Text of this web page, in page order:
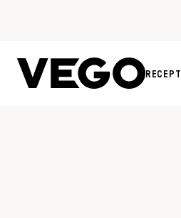
RECEPT